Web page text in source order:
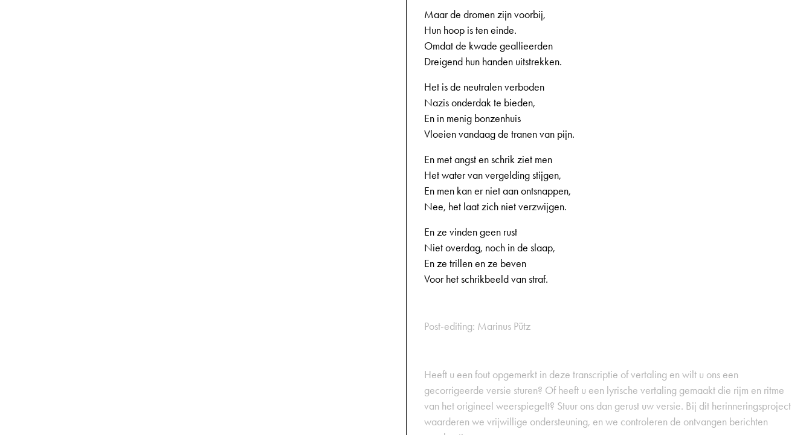
Maar de dromen zijn voorbij,
Hun hoop is ten einde.
Omdat de kwade geallieerden
Dreigend hun handen uitstrekken.
Het is de neutralen verboden
Nazis onderdak te bieden,
En in menig bonzenhuis
Vloeien vandaag de tranen van pijn.
En met angst en schrik ziet men
Het water van vergelding stijgen,
En men kan er niet aan ontsnappen,
Nee, het laat zich niet verzwijgen.
En ze vinden geen rust
Niet overdag, noch in de slaap,
En ze trillen en ze beven
Voor het schrikbeeld van straf.
Post-editing: Marinus Pütz
Heeft u een fout opgemerkt in deze transcriptie of vertaling en wilt u ons een
gecorrigeerde versie sturen? Of heeft u een lyrische vertaling gemaakt die rijm en ritme
van het origineel weerspiegelt? Stuur ons dan gerust uw versie. Bij dit herinneringsproject
waarderen we vrijwillige ondersteuning, en we controleren de ontvangen berichten